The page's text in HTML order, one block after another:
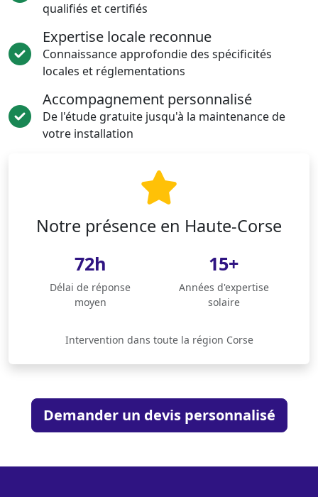
qualifiés et certifiés
Expertise locale reconnue
Connaissance approfondie des spécificités
locales et réglementations
Accompagnement personnalisé
De l'étude gratuite jusqu'à la maintenance de
votre installation
Notre présence en Haute-Corse
72h
Délai de réponse
moyen
15+
Années d'expertise
solaire
Intervention dans toute la région Corse
Demander un devis personnalisé